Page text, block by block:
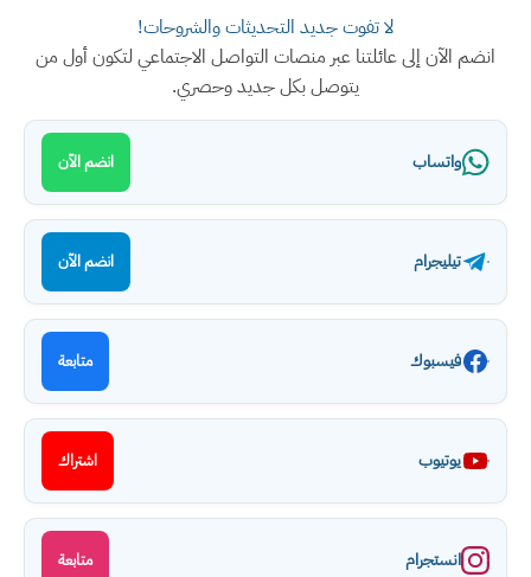
لا تفوت جديد التحديثات والشروحات!
انضم الآن إلى عائلتنا عبر منصات التواصل الاجتماعي لتكون أول من
يتوصل بكل جديد وحصري.
واتساب انضم الآن
تيليجرام انضم الآن
فيسبوك متابعة
يوتيوب اشتراك
انستجرام متابعة